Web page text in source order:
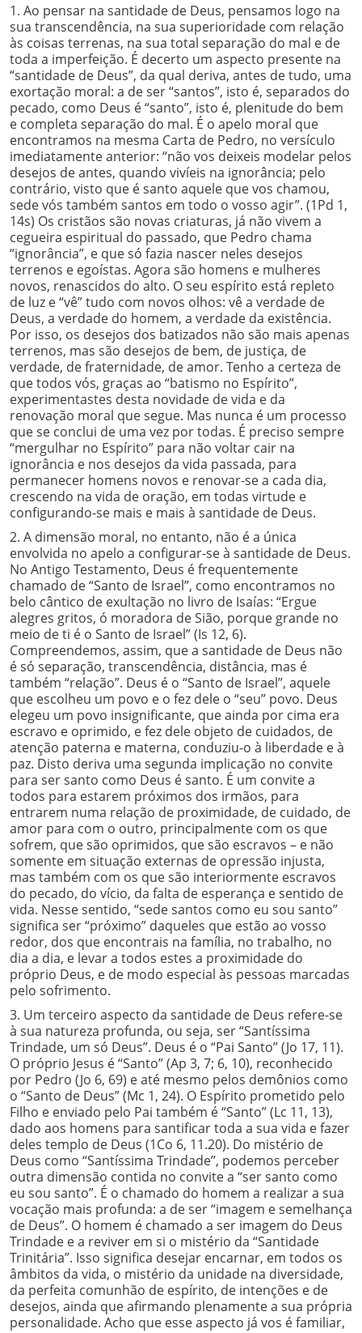
1. Ao pensar na santidade de Deus, pensamos logo na
sua transcendência, na sua superioridade com relação
às coisas terrenas, na sua total separação do mal e de
toda a imperfeição. É decerto um aspecto presente na
“santidade de Deus”, da qual deriva, antes de tudo, uma
exortação moral: a de ser “santos”, isto é, separados do
pecado, como Deus é “santo”, isto é, plenitude do bem
e completa separação do mal. É o apelo moral que
encontramos na mesma Carta de Pedro, no versículo
imediatamente anterior: “não vos deixeis modelar pelos
desejos de antes, quando vivíeis na ignorância; pelo
contrário, visto que é santo aquele que vos chamou,
sede vós também santos em todo o vosso agir”. (1Pd 1,
14s) Os cristãos são novas criaturas, já não vivem a
cegueira espiritual do passado, que Pedro chama
“ignorância”, e que só fazia nascer neles desejos
terrenos e egoístas. Agora são homens e mulheres
novos, renascidos do alto. O seu espírito está repleto
de luz e “vê” tudo com novos olhos: vê a verdade de
Deus, a verdade do homem, a verdade da existência.
Por isso, os desejos dos batizados não são mais apenas
terrenos, mas são desejos de bem, de justiça, de
verdade, de fraternidade, de amor. Tenho a certeza de
que todos vós, graças ao “batismo no Espírito”,
experimentastes desta novidade de vida e da
renovação moral que segue. Mas nunca é um processo
que se conclui de uma vez por todas. É preciso sempre
“mergulhar no Espírito” para não voltar cair na
ignorância e nos desejos da vida passada, para
permanecer homens novos e renovar-se a cada dia,
crescendo na vida de oração, em todas virtude e
configurando-se mais e mais à santidade de Deus.
2. A dimensão moral, no entanto, não é a única
envolvida no apelo a configurar-se à santidade de Deus.
No Antigo Testamento, Deus é frequentemente
chamado de “Santo de Israel”, como encontramos no
belo cântico de exultação no livro de Isaías: “Ergue
alegres gritos, ó moradora de Sião, porque grande no
meio de ti é o Santo de Israel” (Is 12, 6).
Compreendemos, assim, que a santidade de Deus não
é só separação, transcendência, distância, mas é
também “relação”. Deus é o “Santo de Israel”, aquele
que escolheu um povo e o fez dele o “seu” povo. Deus
elegeu um povo insignificante, que ainda por cima era
escravo e oprimido, e fez dele objeto de cuidados, de
atenção paterna e materna, conduziu-o à liberdade e à
paz. Disto deriva uma segunda implicação no convite
para ser santo como Deus é santo. É um convite a
todos para estarem próximos dos irmãos, para
entrarem numa relação de proximidade, de cuidado, de
amor para com o outro, principalmente com os que
sofrem, que são oprimidos, que são escravos – e não
somente em situação externas de opressão injusta,
mas também com os que são interiormente escravos
do pecado, do vício, da falta de esperança e sentido de
vida. Nesse sentido, “sede santos como eu sou santo”
significa ser “próximo” daqueles que estão ao vosso
redor, dos que encontrais na família, no trabalho, no
dia a dia, e levar a todos estes a proximidade do
próprio Deus, e de modo especial às pessoas marcadas
pelo sofrimento.
3. Um terceiro aspecto da santidade de Deus refere-se
à sua natureza profunda, ou seja, ser “Santíssima
Trindade, um só Deus”. Deus é o “Pai Santo” (Jo 17, 11).
O próprio Jesus é “Santo” (Ap 3, 7; 6, 10), reconhecido
por Pedro (Jo 6, 69) e até mesmo pelos demônios como
o “Santo de Deus” (Mc 1, 24). O Espírito prometido pelo
Filho e enviado pelo Pai também é “Santo” (Lc 11, 13),
dado aos homens para santificar toda a sua vida e fazer
deles templo de Deus (1Co 6, 11.20). Do mistério de
Deus como “Santíssima Trindade”, podemos perceber
outra dimensão contida no convite a “ser santo como
eu sou santo”. É o chamado do homem a realizar a sua
vocação mais profunda: a de ser “imagem e semelhança
de Deus”. O homem é chamado a ser imagem do Deus
Trindade e a reviver em si o mistério da “Santidade
Trinitária”. Isso significa desejar encarnar, em todos os
âmbitos da vida, o mistério da unidade na diversidade,
da perfeita comunhão de espírito, de intenções e de
desejos, ainda que afirmando plenamente a sua própria
personalidade. Acho que esse aspecto já vos é familiar,